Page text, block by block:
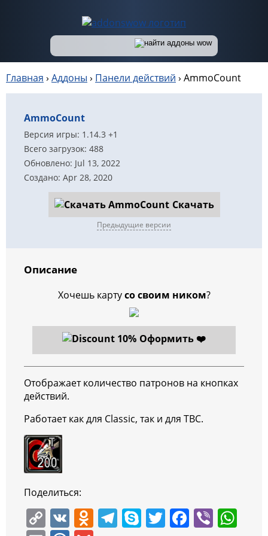
Главная › Аддоны › Панели действий › AmmoCount
AmmoCount
Версия игры: 1.14.3 +1
Всего загрузок: 488
Обновлено: Jul 13, 2022
Создано: Apr 28, 2020
Скачать
Предыдущие версии
Описание
Хочешь картусо своим ником?
Оформить ❤️
Отображает количество патронов на кнопках
действий.
Работает как для Classic, так и для TBC.
Поделиться:
C V O T S T F Vi